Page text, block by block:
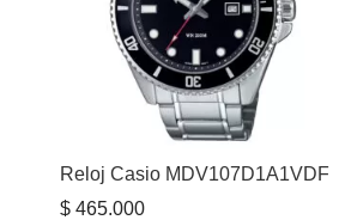
Reloj Casio MDV107D1A1VDF
$465.000